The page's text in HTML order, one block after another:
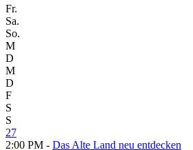
Fr.
Sa.
So.
M
D
M
D
F
S
S
27
2:00 PM - Das Alte Land neu entdecken